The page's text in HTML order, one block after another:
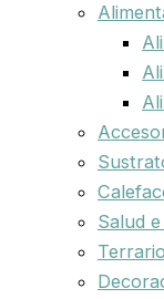
Salud